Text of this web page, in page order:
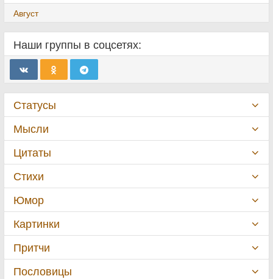
Август
Наши группы в соцсетях:
Статусы
Мысли
Цитаты
Стихи
Юмор
Картинки
Притчи
Пословицы